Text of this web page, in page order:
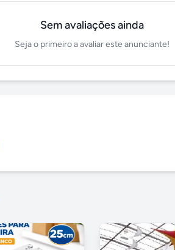
Sem avaliações ainda
Seja o primeiro a avaliar este anunciante!